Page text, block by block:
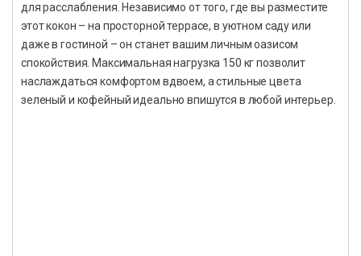
для расслабления. Независимо от того, где вы разместите
этот кокон – на просторной террасе, в уютном саду или
даже в гостиной – он станет вашим личным оазисом
спокойствия. Максимальная нагрузка 150 кг позволит
наслаждаться комфортом вдвоем, а стильные цвета
зеленый и кофейный идеально впишутся в любой интерьер.